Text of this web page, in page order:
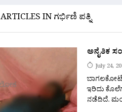
ARTICLES IN ಗರ್ಭಿಣಿ ಪತ್ನಿ
ಅನೈತಿಕ
July 24,
ಇರಿದು
ನಡೆದಿದೆ.